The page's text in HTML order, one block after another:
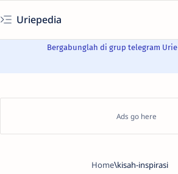
Uriepedia
Bergabunglah di grup telegram Urie
Home kisah-inspirasi